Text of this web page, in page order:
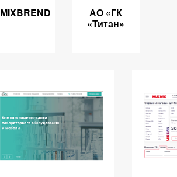
MIXBREND
АО «ГК
«Титан»